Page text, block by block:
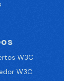
W3C
W3C